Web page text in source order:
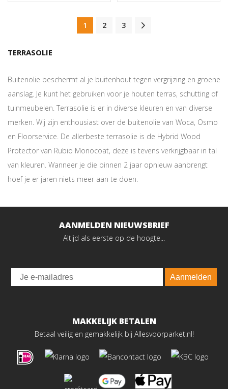
1 2 3
TERRASOLIE
Buitenolie beschermt al je buitenhout tegen vergrijzing en groene
aanslag. Je kunt het gebruiken voor je houten terras, schutting of
tuinmeubelen. Terrasolie is er in diverse kleuren en van diverse
merken. Wij zijn enthousiast over de buitenolie van Woca, Osmo
en Floorservice. De allerbeste terrasolie is de Hybrid Wood
Protector van Rubio Monocoat, deze is tevens verkrijgbaar in tal
van kleuren. Wanneer je die binnen 2 jaar opnieuw aanbrengt
hoef je er jaren niets meer aan te doen.
AANMELDEN NIEUWSBRIEF
Altijd als eerste op de hoogte...
Email
Aanmelden
MAKKELIJK BETALEN
Betaal veilig en gemakkelijk bij Allesvoorparket.nl!